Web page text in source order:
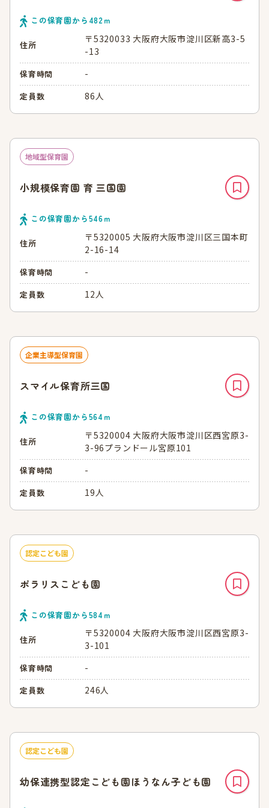
この保育園から 482ｍ
住所
〒5320033 大阪府大阪市淀川区新高3-5
-13
保育時間 -
定員数 86人
地域型保育園
小規模保育園 育 三国園
この保育園から546ｍ
住所
〒5320005 大阪府大阪市淀川区三国本町
2-16-14
保育時間 -
定員数 12人
企業主導型保育園
スマイル保育所三国
この保育園から564 ｍ
住所
〒5320004 大阪府大阪市淀川区西宮原3-
3-96プランドール宮原101
保育時間 -
定員数 19人
認定こども園
ポラリスこども園
この保育園から584 ｍ
住所
〒5320004 大阪府大阪市淀川区西宮原3-
3-101
保育時間 -
定員数 246人
認定こども園
幼保連携型認定こども園ほうなん子ども園